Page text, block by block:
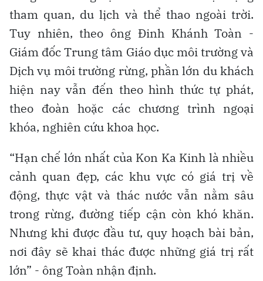
tham quan, du lịch và thể thao ngoài trời.
Tuy nhiên, theo ông Đinh Khánh Toàn -
Giám đốc Trung tâm Giáo dục môi trường và
Dịch vụ môi trường rừng, phần lớn du khách
hiện nay vẫn đến theo hình thức tự phát,
theo đoàn hoặc các chương trình ngoại
khóa, nghiên cứu khoa học.
“Hạn chế lớn nhất của Kon Ka Kinh là nhiều
cảnh quan đẹp, các khu vực có giá trị về
động, thực vật và thác nước vẫn nằm sâu
trong rừng, đường tiếp cận còn khó khăn.
Nhưng khi được đầu tư, quy hoạch bài bản,
nơi đây sẽ khai thác được những giá trị rất
lớn” - ông Toàn nhận định.